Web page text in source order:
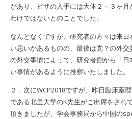
があり、ビザの入手には大体２－３ヶ
わけではないとのことでした。
なんとなくですが、研究者の方々は来
い思いがあるものの、最後は党？の外
の外交事情によって、研究者側から「
い事情があるように推察いたしました。
２．次にWCP2018ですが、昨日臨床薬
である北里大学のK先生がご出席をされ
頂きましたが、学会事務局から中国の